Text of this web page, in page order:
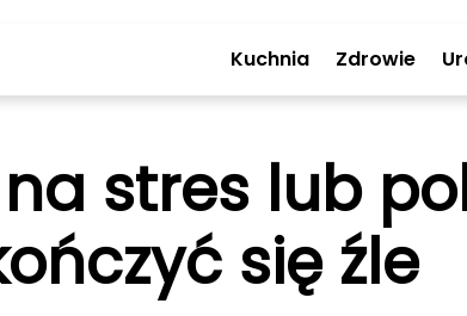
Kuchnia Zdrowie
stres lub
się źle